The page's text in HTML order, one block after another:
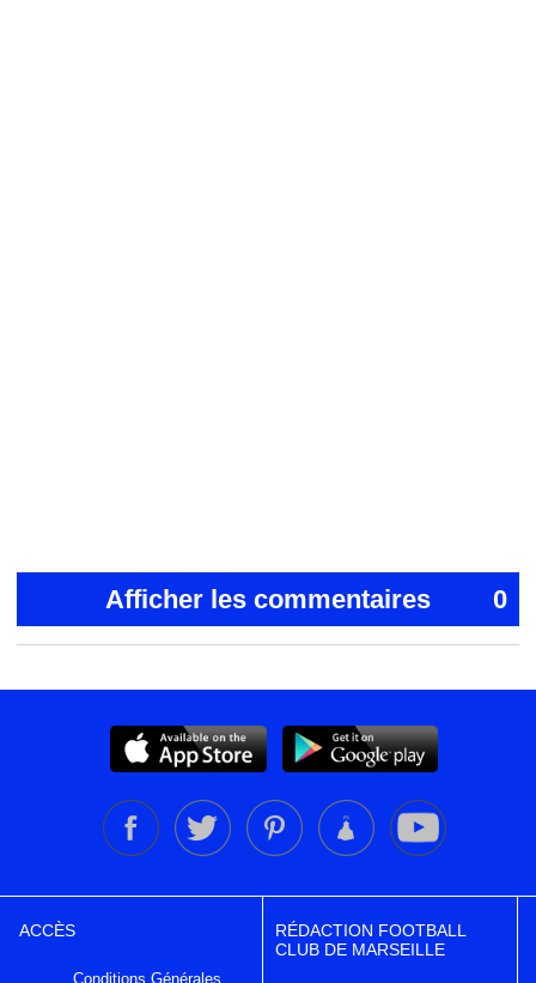
Afficher les commentaires 0
ACCÈS
Conditions Générales
RÉDACTION FOOTBALL
CLUB DE MARSEILLE